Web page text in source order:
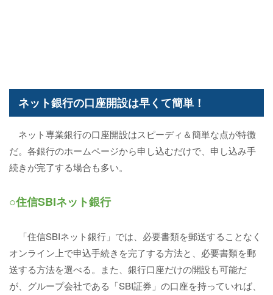
ネット銀行の口座開設は早くて簡単！
ネット専業銀行の口座開設はスピーディ＆簡単な点が特徴
だ。各銀行のホームページから申し込むだけで、申し込み手
続きが完了する場合も多い。
○住信SBIネット銀行
「住信SBIネット銀行」では、必要書類を郵送することなく
オンライン上で申込手続きを完了する方法と、必要書類を郵
送する方法を選べる。また、銀行口座だけの開設も可能だ
が、グループ会社である「SBI証券」の口座を持っていれば、